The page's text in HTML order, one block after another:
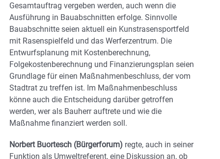
Gesamtauftrag vergeben werden, auch wenn die
Ausführung in Bauabschnitten erfolge. Sinnvolle
Bauabschnitte seien aktuell ein Kunstrasensportfeld
mit Rasenspielfeld und das Werferzentrum. Die
Entwurfsplanung mit Kostenberechnung,
Folgekostenberechnung und Finanzierungsplan seien
Grundlage für einen Maßnahmenbeschluss, der vom
Stadtrat zu treffen ist. Im Maßnahmenbeschluss
könne auch die Entscheidung darüber getroffen
werden, wer als Bauherr auftrete und wie die
Maßnahme finanziert werden soll.
Norbert Buortesch (Bürgerforum) regte, auch in seiner
Funktion als Umweltreferent, eine Diskussion an, ob